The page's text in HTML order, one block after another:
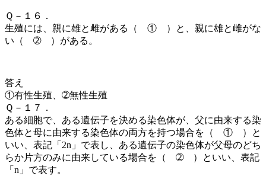
Ｑ－１６．
生殖には、親に雄と雌がある（ ① ）
と、親に雄と雌がな
い（ ➁ ） がある。
答え
①有性生殖、➁無性生殖
Ｑ－１７．
ある細胞で、ある遺伝子を決める染色体が、父に由来する染
色体と母に由来する染色体の両方を持つ場合を（ ① ）
と
いい、表記「2n」で表し、ある遺伝子の染色体が父母のどち
らか片方のみに由来している場合を（ ➁ ）といい、表記
「n」で表す。